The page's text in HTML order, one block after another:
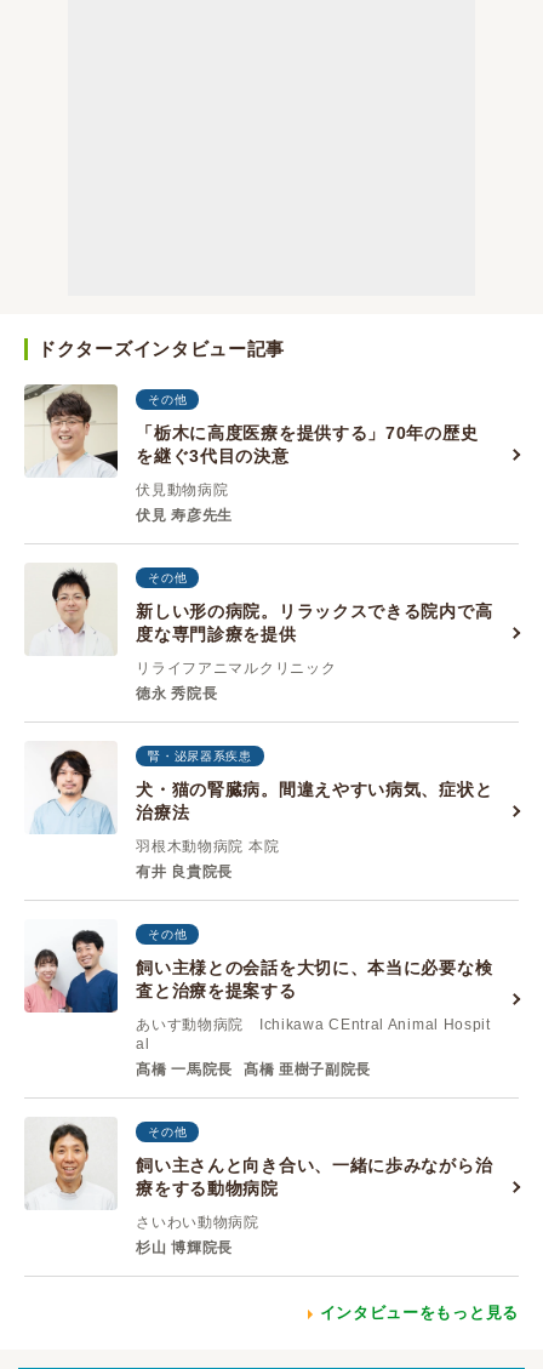
ドクターズインタビュー記事
その他
「栃木に高度医療を提供する」70年の歴史
を継ぐ3代目の決意
伏見動物病院
伏見 寿彦先生
その他
新しい形の病院。リラックスできる院内で高
度な専門診療を提供
リライフアニマルクリニック
徳永 秀院長
腎・泌尿器系疾患
犬・猫の腎臓病。間違えやすい病気、症状と
治療法
羽根木動物病院 本院
有井 良貴院長
その他
飼い主様との会話を大切に、本当に必要な検
査と治療を提案する
あいす動物病院 Ichikawa CEntral Animal Hospit
al
髙橋 一馬院長
髙橋 亜樹子副院長
その他
飼い主さんと向き合い、一緒に歩みながら治
療をする動物病院
さいわい動物病院
杉山 博輝院長
インタビューをもっと見る